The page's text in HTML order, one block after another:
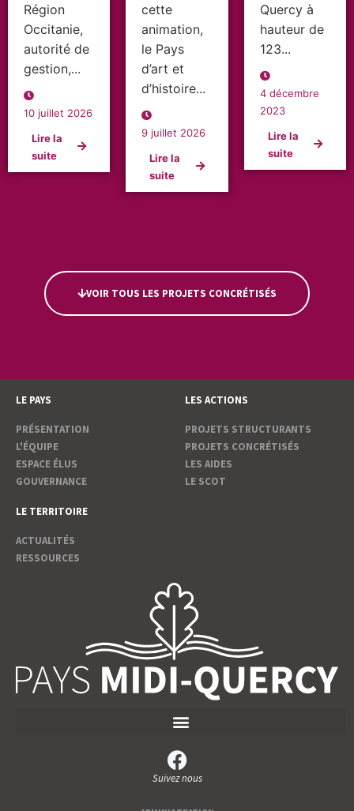
Région
Occitanie,
autorité de
gestion,...
10 juillet 2026
Lire la
suite
cette
animation,
le Pays
d’art et
d’histoire...
9 juillet 2026
Lire la
suite
Quercy à
hauteur de
123...
4 décembre
2023
Lire la
suite
VOIR TOUS LES PROJETS CONCRÉTISÉS
LE PAYS
PRÉSENTATION
L'ÉQUIPE
ESPACE ÉLUS
GOUVERNANCE
LES ACTIONS
PROJETS STRUCTURANTS
PROJETS CONCRÉTISÉS
LES AIDES
LE SCOT
LE TERRITOIRE
ACTUALITÉS
RESSOURCES
Suivez nous